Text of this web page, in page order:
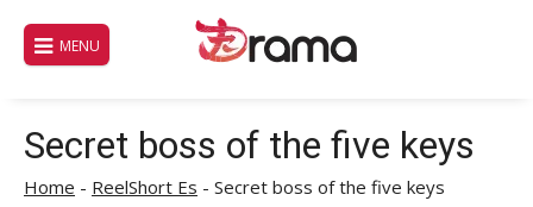
contenido
MENU
Secret boss of the five keys
Home - ReelShort Es - Secret boss of the five keys